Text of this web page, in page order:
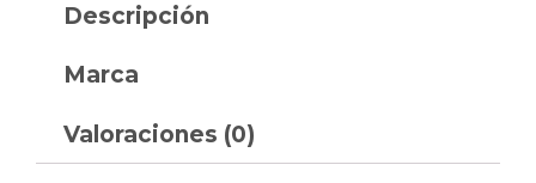
Descripción
Marca
Valoraciones (0)